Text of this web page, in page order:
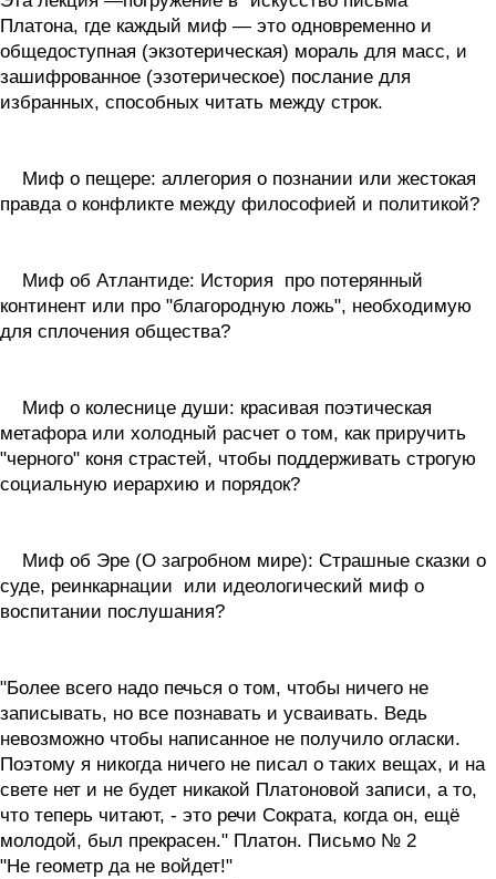
Платона, где каждый миф — это одновременно и
общедоступная (экзотерическая) мораль для масс, и
зашифрованное (эзотерическое) послание для
избранных, способных читать между строк.
Миф о пещере: аллегория о познании или жестокая
правда о конфликте между философией и политикой?
Миф об Атлантиде: История про потерянный
континент или про "благородную ложь", необходимую
для сплочения общества?
Миф о колеснице души: красивая поэтическая
метафора или холодный расчет о том, как приручить
"черного" коня страстей, чтобы поддерживать строгую
социальную иерархию и порядок?
Миф об Эре (О загробном мире): Страшные сказки о
суде, реинкарнации или идеологический миф о
воспитании послушания?
"Более всего надо печься о том, чтобы ничего не
записывать, но все познавать и усваивать. Ведь
невозможно чтобы написанное не получило огласки.
Поэтому я никогда ничего не писал о таких вещах, и на
свете нет и не будет никакой Платоновой записи, а то,
что теперь читают, - это речи Сократа, когда он, ещё
молодой, был прекрасен." Платон. Письмо № 2
"Не геометр да не войдет!"